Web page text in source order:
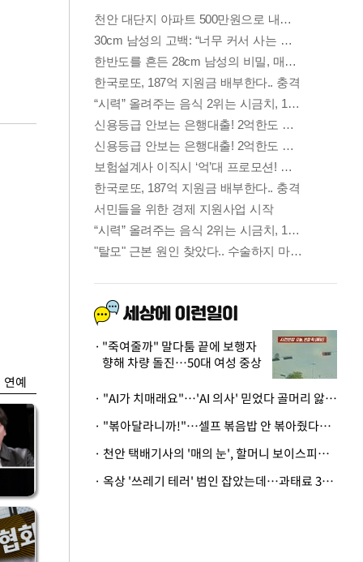
금융
두나무, 경찰청 '압수
가상자산' 관리한다
연예
"죽여줄까" 말다툼 끝에 보행자
향해 차량 돌진…50대 여성 중상
· "AI가 치매래요"…'AI 의사' 믿었다 골머리 앓는 美 의료계 '경고'
· "볶아달라니까!"…셀프 볶음밥 안 볶아줬다고 사장 폭행한 손님
· 천안 택배기사의 '매의 눈', 할머니 보이스피싱 피해 막아
· 옥상 '쓰레기 테러' 범인 잡았는데…과태료 3만원 처분에 숙박업주 허탈